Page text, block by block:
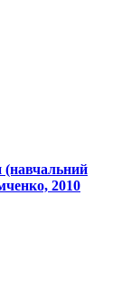
(навчальний
2010